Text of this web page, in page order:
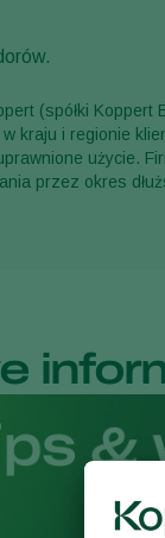
(spółki
kraju i regionie
użycie.
przez okres